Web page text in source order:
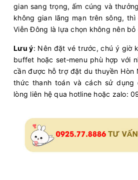
gian sang trọng, ấm cúng và
không gian lãng mạn trên sông,
Viễn Đông là lựa chọn không nên bỏ
Lưu ý: Nên đặt vé trước, chú ý giờ
buffet hoặc set‑menu phù hợp với
cần được hỗ trợ đặt du thuyền Hòn
thức thanh toán và cách sử
lòng liên hệ qua hotline hoặc zalo: